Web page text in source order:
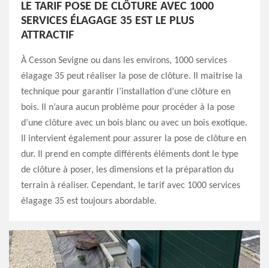
LE TARIF POSE DE CLÔTURE AVEC 1000
SERVICES ÉLAGAGE 35 EST LE PLUS
ATTRACTIF
À Cesson Sevigne ou dans les environs, 1000 services
élagage 35 peut réaliser la pose de clôture. Il maitrise la
technique pour garantir l’installation d’une clôture en
bois. Il n’aura aucun problème pour procéder à la pose
d’une clôture avec un bois blanc ou avec un bois exotique.
Il intervient également pour assurer la pose de clôture en
dur. Il prend en compte différents éléments dont le type
de clôture à poser, les dimensions et la préparation du
terrain à réaliser. Cependant, le tarif avec 1000 services
élagage 35 est toujours abordable.